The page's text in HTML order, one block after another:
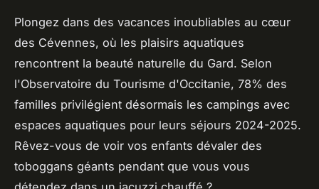
Plongez dans des vacances inoubliables au cœur
des Cévennes, où les plaisirs aquatiques
rencontrent la beauté naturelle du Gard. Selon
l'Observatoire du Tourisme d'Occitanie, 78% des
familles privilégient désormais les campings avec
espaces aquatiques pour leurs séjours 2024-2025.
Rêvez-vous de voir vos enfants dévaler des
toboggans géants pendant que vous vous